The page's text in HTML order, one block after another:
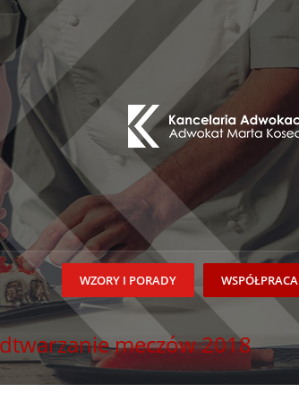
WSPÓŁPRACA
WZORY I PORADY
meczów 2018